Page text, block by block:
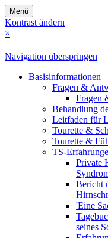
Menü
Kontrast ändern
×
Navigation überspringen
Basisinformationen
Fragen &
Fragen
Behandlung
Leitfaden für
Tourette &
Tourette &
TS-
Private
Bericht
'Eine
seines